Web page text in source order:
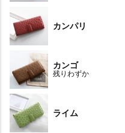
カンパリ
カンゴ
残りわずか
ライム